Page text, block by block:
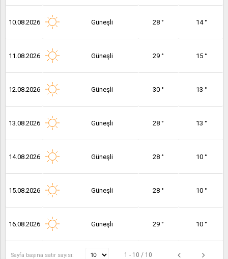
10.08.2026 Güneşli 28 ° 14 °
11.08.2026 Güneşli 29 ° 15 °
12.08.2026 Güneşli 30 ° 13 °
13.08.2026 Güneşli 28 ° 13 °
14.08.2026 Güneşli 28 ° 10 °
15.08.2026 Güneşli 28 ° 10 °
16.08.2026 Güneşli 29 ° 10 °
Sayfa başına satır sayısı: 1 - 10 / 10